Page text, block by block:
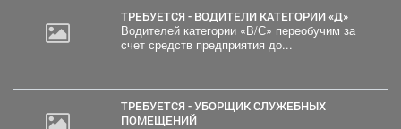
ТРЕБУЕТСЯ - ВОДИТЕЛИ КАТЕГОРИИ «Д»
Водителей категории «В/С» переобучим за
счет средств предприятия до...
ТРЕБУЕТСЯ - УБОРЩИК СЛУЖЕБНЫХ
ПОМЕЩЕНИЙ